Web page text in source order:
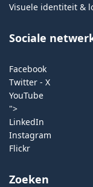
Visuele identiteit &
Sociale
Facebook
Twitter - X
YouTube
">
LinkedIn
Instagram
Flickr
Zoeken